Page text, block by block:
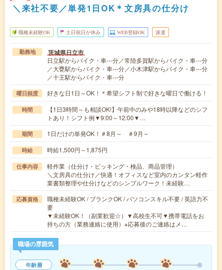
＼来社不要／単発1日OK＊文房具の仕分け
職種未経験OK 土日祝日が休み WEB登録OK 派遣
勤務地 茨城県日立市
日立駅からバイク・車---分／常陸多賀駅からバイク・車---分
／大甕駅からバイク・車---分／小木津駅からバイク・車---分
／十王駅からバイク・車---分
曜日頻度 好きな日1日～OK！＊希望シフト制で好きな曜日で働ける！
時間
【1日3時間～も相談OK!】午前中のみや18時以降などのシフ
トあり！シフト例▼9:00～12:00▼…
期間 1日だけの単発OK！＃8月～ ＃9月～
時給 時給1,500円～1,875円
仕事内容
軽作業（仕分け・ピッキング・検品、商品管理）
＼文房具の仕分け／快適！オフィスなど室内のカンタン軽作
業書類整理や仕分けなどのシンプルワーク！未経験…
応募資格
職種未経験OK / ブランクOK / パソコンスキル不要 / 英語力不
要
▼未経験OK！（副業歓迎☆）▼高校生不可▼携帯電話をお
持ちの方（業務連絡に使用）※応募後のご連絡はメ…
職場の雰囲気
年齢層